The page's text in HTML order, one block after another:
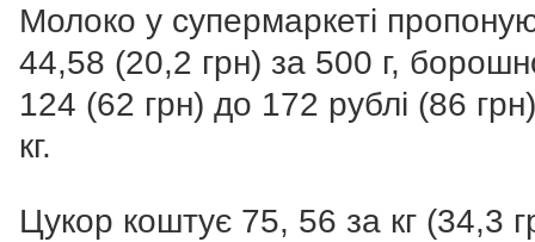
Молоко у супермаркеті
44,58 (20,2 грн) за 500 г, б
124 (62 грн) до 172 рублі (86
кг.
Цукор коштує 75, 56 за кг (34,3